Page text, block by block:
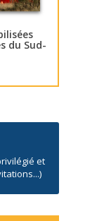
du Sud-
et